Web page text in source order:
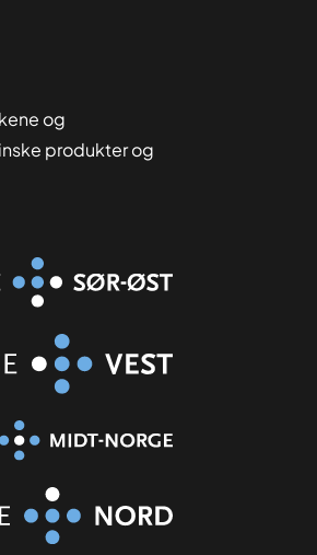
og
produkter og